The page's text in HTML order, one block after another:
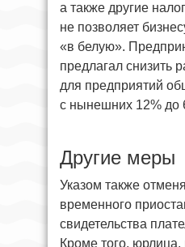
а также другие
не позволяет
«в белую».
предлагал снизить
для предприятий
с нынешних 12% до
Другие меры
Указом также
временного
свидетельства
Кроме того,